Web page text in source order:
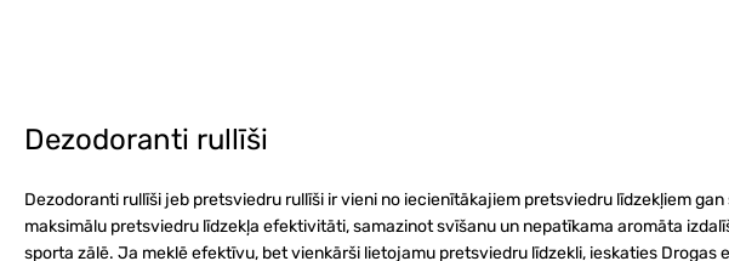
Dezodoranti rullīši
Dezodoranti rullīši jeb pretsviedru rullīši ir vieni no iecienītākajiem pretsviedru līdzekļiem
maksimālu pretsviedru līdzekļa efektivitāti, samazinot svīšanu un nepatīkama aromāta
sporta zālē. Ja meklē efektīvu, bet vienkārši lietojamu pretsviedru līdzekli, ieskaties